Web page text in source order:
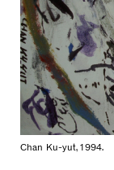
Chan Ku-yut, 1994.